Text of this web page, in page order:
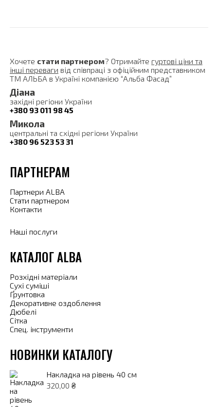
Хочете стати партнером? Отримайте гуртові ціни та
інші переваги від співпраці з офіційним представником
ТМ АЛЬБА в Україні компанією “Альба Фасад”
Діана
західні регіони України
+380 93 011 98 45
Микола
центральні та східні регіони України
+380 96 523 53 31
ПАРТНЕРАМ
Партнери ALBA
Стати партнером
Контакти
Наші послуги
КАТАЛОГ ALBA
Розхідні матеріали
Сухі суміші
Ґрунтовка
Декоративне оздоблення
Дюбелі
Сітка
Спец. інструменти
НОВИНКИ КАТАЛОГУ
Накладка на рівень 40 см
320,00 ₴